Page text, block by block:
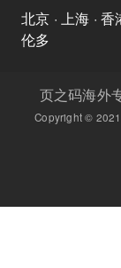
北京 · 上海 · 香
伦多
页之码海外
Copyright ©